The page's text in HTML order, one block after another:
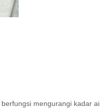
mengurangi kadar